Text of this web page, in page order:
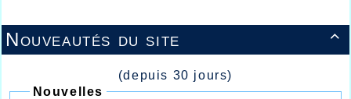

Nouveautés du site
(depuis 30 jours)
Nouvelles